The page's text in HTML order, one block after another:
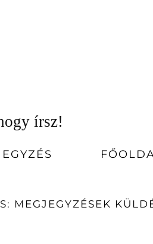
írsz!
MEGJEGYZÉSEK